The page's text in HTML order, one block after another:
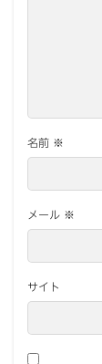
名前 ※
メール ※
サイト